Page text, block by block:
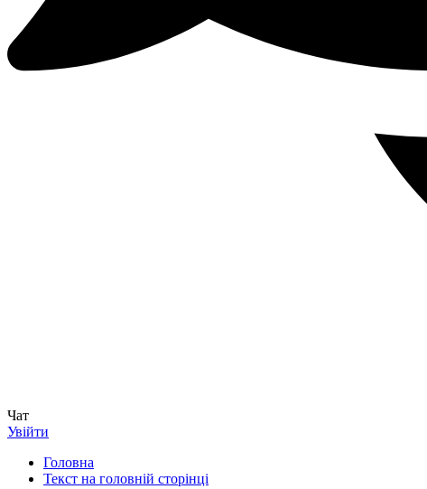
Чат
Увійти
Головна
Текст на головній сторінці